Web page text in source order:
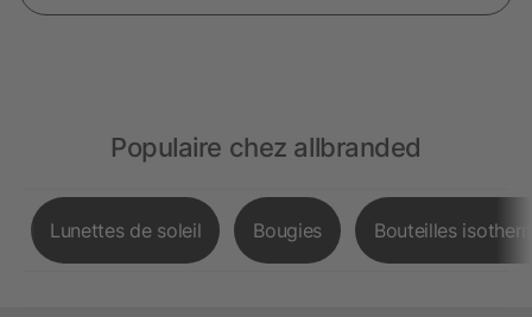
Populaire chez allbranded
Lunettes de soleil Bougies Bouteilles